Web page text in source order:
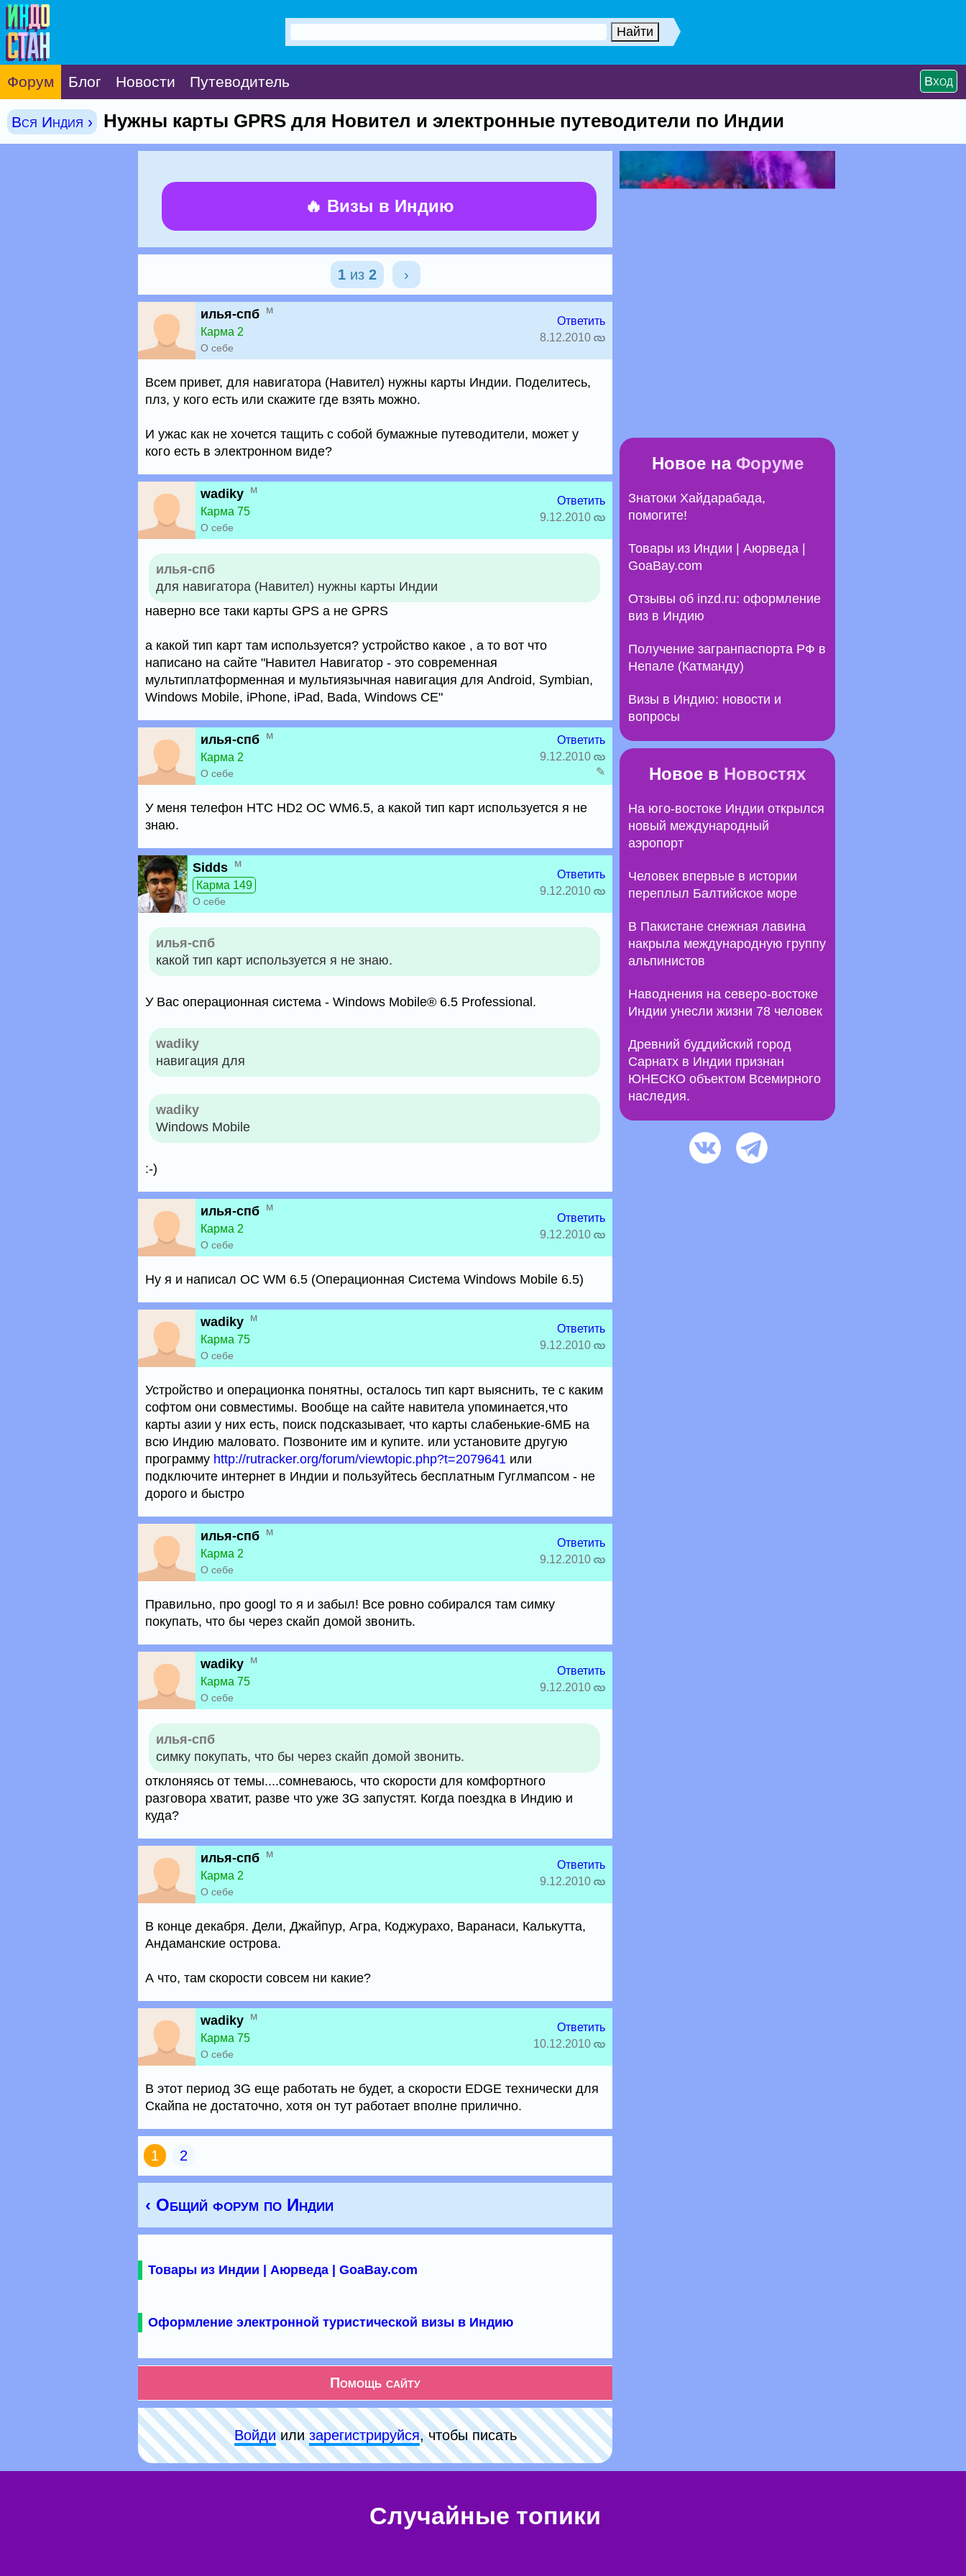
Форум Блог Новости Путеводитель Вход
Вся Индия › Нужны карты GPRS для Новител и электронные путеводители по Индии
🔥 Визы в Индию
1из 2 ›
илья-спб м
Карма 2
О себе
Ответить
8.12.2010
Всем привет, для навигатора (Навител) нужны карты Индии. Поделитесь,
плз, у кого есть или скажите где взять можно.
И ужас как не хочется тащить с собой бумажные путеводители, может у
кого есть в электронном виде?
wadiky м
Карма 75
О себе
Ответить
9.12.2010
илья-спб
для навигатора (Навител) нужны карты Индии
наверно все таки карты GPS а не GPRS
а какой тип карт там используется? устройство какое , а то вот что
написано на сайте "Навител Навигатор - это современная
мультиплатформенная и мультиязычная навигация для Android, Symbian,
Windows Mobile, iPhone, iPad, Bada, Windows CE"
илья-спб м
Карма 2
О себе
Ответить
9.12.2010
✎
У меня телефон HTC HD2 ОС WM6.5, а какой тип карт используется я не
знаю.
Sidds м
Карма 149
О себе
Ответить
9.12.2010
илья-спб
какой тип карт используется я не знаю.
У Вас операционная система - Windows Mobile® 6.5 Professional.
wadiky
навигация для
wadiky
Windows Mobile
:-)
илья-спб м
Карма 2
О себе
Ответить
9.12.2010
Ну я и написал ОС WM 6.5 (Операционная Система Windows Mobile 6.5)
wadiky м
Карма 75
О себе
Ответить
9.12.2010
Устройство и операционка понятны, осталось тип карт выяснить, те с каким
софтом они совместимы. Вообще на сайте навитела упоминается,что
карты азии у них есть, поиск подсказывает, что карты слабенькие-6МБ на
всю Индию маловато. Позвоните им и купите. или установите другую
программу http://rutracker.org/forum/viewtopic.php?t=2079641 или
подключите интернет в Индии и пользуйтесь бесплатным Гуглмапсом - не
дорого и быстро
илья-спб м
Карма 2
О себе
Ответить
9.12.2010
Правильно, про googl то я и забыл! Все ровно собирался там симку
покупать, что бы через скайп домой звонить.
wadiky м
Карма 75
О себе
Ответить
9.12.2010
илья-спб
симку покупать, что бы через скайп домой звонить.
отклоняясь от темы....сомневаюсь, что скорости для комфортного
разговора хватит, разве что уже 3G запустят. Когда поездка в Индию и
куда?
илья-спб м
Карма 2
О себе
Ответить
9.12.2010
В конце декабря. Дели, Джайпур, Агра, Коджурахо, Варанаси, Калькутта,
Андаманские острова.
А что, там скорости совсем ни какие?
wadiky м
Карма 75
О себе
Ответить
10.12.2010
В этот период 3G еще работать не будет, а скорости EDGE технически для
Скайпа не достаточно, хотя он тут работает вполне прилично.
1 2
‹ Общий форум по Индии
Товары из Индии | Аюрведа | GoaBay.com
Оформление электронной туристической визы в Индию
Помощь сайту
Войдиилизарeгиcтpируйся, чтобы писать
Новое на Форуме
Знатоки Хайдарабада,
помогите!
Товары из Индии | Аюрведа |
GoaBay.com
Отзывы об inzd.ru: оформление
виз в Индию
Получение загранпаспорта РФ в
Непале (Катманду)
Визы в Индию: новости и
вопросы
Новое в Новостях
На юго-востоке Индии открылся
новый международный
аэропорт
Человек впервые в истории
переплыл Балтийское море
В Пакистане снежная лавина
накрыла международную группу
альпинистов
Наводнения на северо-востоке
Индии унесли жизни 78 человек
Древний буддийский город
Сарнатх в Индии признан
ЮНЕСКО объектом Всемирного
наследия.
Случайные топики